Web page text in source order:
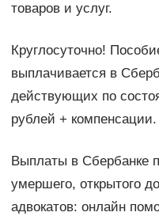
товаров и услуг.
Круглосуточно!
выплачивается в
действующих по
рублей + компенсации.
Выплаты в Сбербанке
умершего, открытого
адвокатов: онлайн